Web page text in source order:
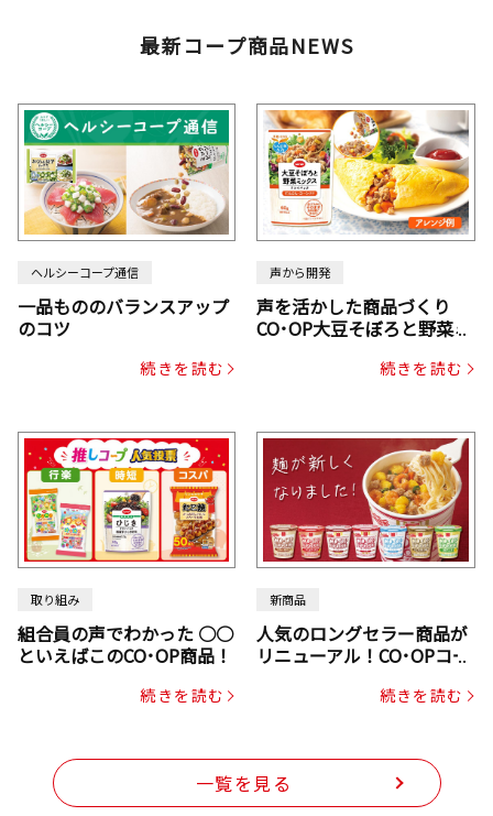
最新コープ商品NEWS
ヘルシーコープ通信
一品もののバランスアップ
のコツ
続きを読む
声から開発
声を活かした商品づくり
CO･OP大豆そぼろと野菜ミ
じん・コーン入り）続きを読む
取り組み
組合員の声でわかった ○○
といえばこのCO･OP商品！
続きを読む
新商品
人気のロングセラー商品が
リニューアル！CO･OPコー
続きを読む
一覧を見る